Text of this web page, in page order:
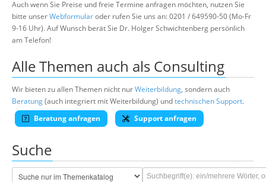
Auch wenn Sie Preise und freie Termine anfragen möchten, nutzen Sie
bitte unserWebformularoder rufen Sie uns an: 0201 / 649590-50 (Mo-Fr
9-16 Uhr). Auf Wunsch berät Sie Dr. Holger Schwichtenberg persönlich
am Telefon!
Alle Themen auch als Consulting
Wir bieten zu allen Themen nicht nurWeiterbildung, sondern auch
Beratung(auch integriert mit Weiterbildung) undtechnischen Support.
Beratung anfragen
Support anfragen
Suche